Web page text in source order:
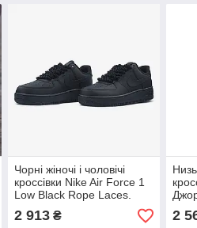
Чорні жіночі і чоловічі
кроссівки Nike Air Force 1
Low Black Rope Laces.
Круті кросси унісекс Найк
Аір Форс.
2 913₴ 2